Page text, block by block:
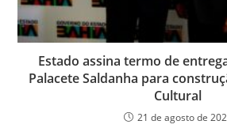
Estado assina termo de
Palacete Saldanha para
Cultural
21 de agosto de